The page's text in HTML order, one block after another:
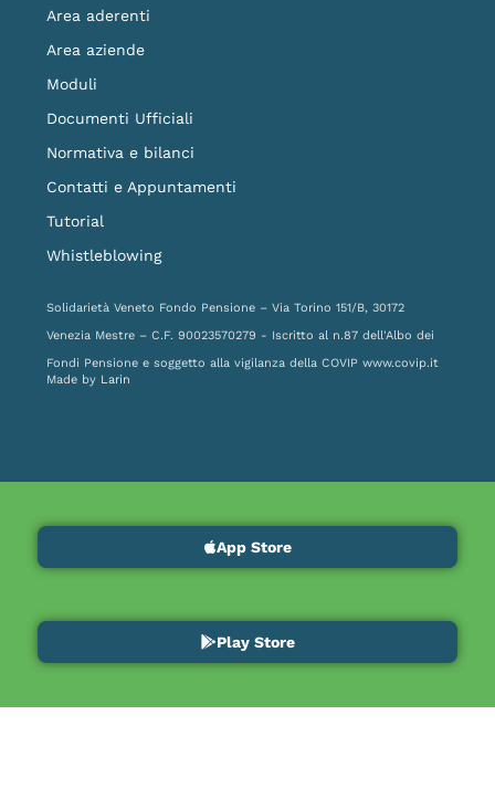
Area aderenti
Area aziende
Moduli
Documenti Ufficiali
Normativa e bilanci
Contatti e Appuntamenti
Tutorial
Whistleblowing
Solidarietà Veneto Fondo Pensione – Via Torino 151/B, 30172
Venezia Mestre – C.F. 90023570279 - Iscritto al n.87 dell'Albo dei
Fondi Pensione e soggetto alla vigilanza della COVIP www.covip.it
Made by Larin
App Store
Play Store